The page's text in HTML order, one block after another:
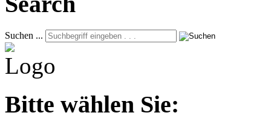
Suchen ...
Bitte wählen Sie: